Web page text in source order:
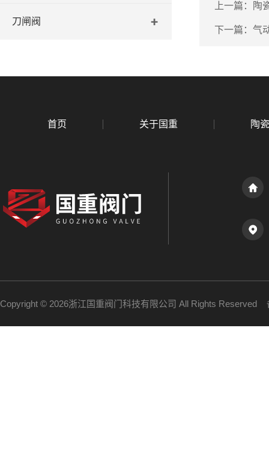
刀闸阀
上一篇： 陶
下一篇： 气
首页 关于国重 陶
Copyright © 2026浙江国重阀门科技有限公司 All Rights Reserved